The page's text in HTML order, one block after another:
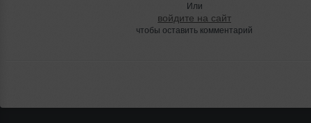
Или
войдите на сайт
чтобы оставить комментарий